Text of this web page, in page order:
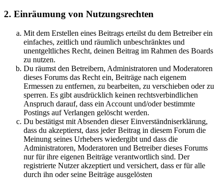
2. Einräumung von Nutzungsrechten
Mit dem Erstellen eines Beitrags erteilst du dem Betreiber ein
einfaches, zeitlich und räumlich unbeschränktes und
unentgeltliches Recht, deinen Beitrag im Rahmen des Boards
zu nutzen.
Du räumst den Betreibern, Administratoren und Moderatoren
dieses Forums das Recht ein, Beiträge nach eigenem
Ermessen zu entfernen, zu bearbeiten, zu verschieben oder zu
sperren. Es gibt ausdrücklich keinen rechtsverbindlichen
Anspruch darauf, dass ein Account und/oder bestimmte
Postings auf Verlangen gelöscht werden.
Du bestätigst mit Absenden dieser Einverständniserklärung,
dass du akzeptierst, dass jeder Beitrag in diesem Forum die
Meinung seines Urhebers wiedergibt und dass die
Administratoren, Moderatoren und Betreiber dieses Forums
nur für ihre eigenen Beiträge verantwortlich sind. Der
registrierte Nutzer akzeptiert und versichert, dass er für alle
durch ihn oder seine Beiträge ausgelösten